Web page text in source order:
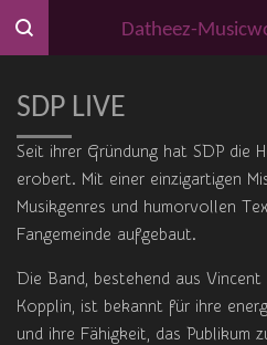
Zum
Hauptinhalt
Datheez-
SDP LIVE
Seit ihrer Gründung hat SDP die
erobert. Mit einer einzigartigen
Musikgenres und humorvollen
Fangemeinde aufgebaut.
Die Band, bestehend aus
Kopplin, ist bekannt für ihre
und ihre Fähigkeit, das Publikum